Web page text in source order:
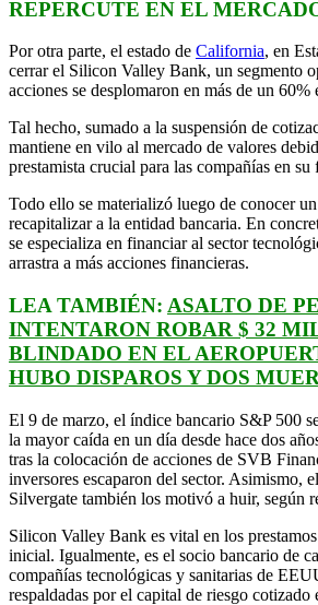
REPERCUTE EN EL
Por otra parte, el estado de California, en
cerrar el Silicon Valley Bank, un segmento
acciones se desplomaron en más de un 60%
Tal hecho, sumado a la suspensión de
mantiene en vilo al mercado de valores
prestamista crucial para las compañías en su
Todo ello se materializó luego de conocer
recapitalizar a la entidad bancaria. En
se especializa en financiar al sector
arrastra a más acciones financieras.
LEA TAMBIÉN: ASALTO DE
INTENTARON ROBAR $ 32
BLINDADO EN EL
HUBO DISPAROS Y DOS
El 9 de marzo, el índice bancario S&P 500
la mayor caída en un día desde hace dos
tras la colocación de acciones de SVB
inversores escaparon del sector. Asimismo,
Silvergate también los motivó a huir, según
Silicon Valley Bank es vital en los prestamos
inicial. Igualmente, es el socio bancario de
compañías tecnológicas y sanitarias de
respaldadas por el capital de riesgo cotizado